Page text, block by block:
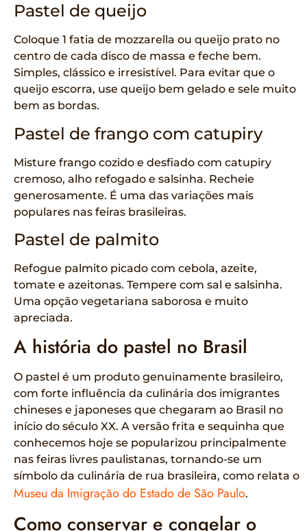
Pastel de queijo
Coloque 1 fatia de mozzarella ou queijo prato no
centro de cada disco de massa e feche bem.
Simples, clássico e irresistível. Para evitar que o
queijo escorra, use queijo bem gelado e sele muito
bem as bordas.
Pastel de frango com catupiry
Misture frango cozido e desfiado com catupiry
cremoso, alho refogado e salsinha. Recheie
generosamente. É uma das variações mais
populares nas feiras brasileiras.
Pastel de palmito
Refogue palmito picado com cebola, azeite,
tomate e azeitonas. Tempere com sal e salsinha.
Uma opção vegetariana saborosa e muito
apreciada.
A história do pastel no Brasil
O pastel é um produto genuinamente brasileiro,
com forte influência da culinária dos imigrantes
chineses e japoneses que chegaram ao Brasil no
início do século XX. A versão frita e sequinha que
conhecemos hoje se popularizou principalmente
nas feiras livres paulistanas, tornando-se um
símbolo da culinária de rua brasileira, como relata o
Museu da Imigração do Estado de São Paulo.
Como conservar e congelar o